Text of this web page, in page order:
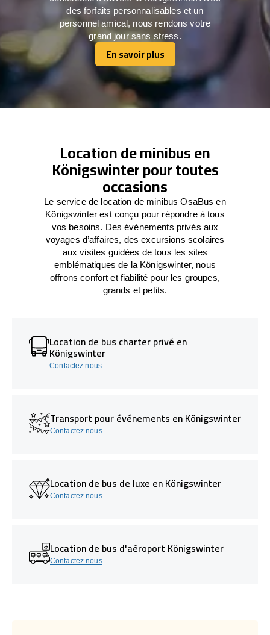
des forfaits personnalisables et un
personnel amical, nous rendons votre
grand jour sans stress.
En savoir plus
En savoir plus
Location de minibus en
Königswinter pour toutes
occasions
Le service de location de minibus OsaBus en
Königswinter est conçu pour répondre à tous
vos besoins. Des événements privés aux
voyages d’affaires, des excursions scolaires
aux visites guidées de tous les sites
emblématiques de la Königswinter, nous
offrons confort et fiabilité pour les groupes,
grands et petits.
Location de bus charter privé en
Königswinter
Contactez nous
Transport pour événements en Königswinter
Contactez nous
Location de bus de luxe en Königswinter
Contactez nous
Location de bus d'aéroport Königswinter
Contactez nous